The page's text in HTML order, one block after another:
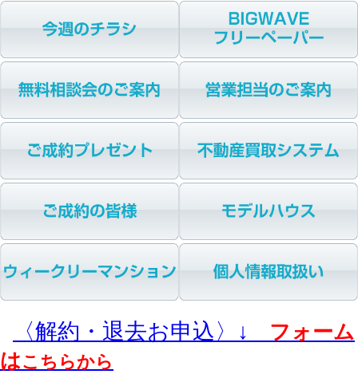
〈解約・退去お申込〉↓
フォーム
はこちらから